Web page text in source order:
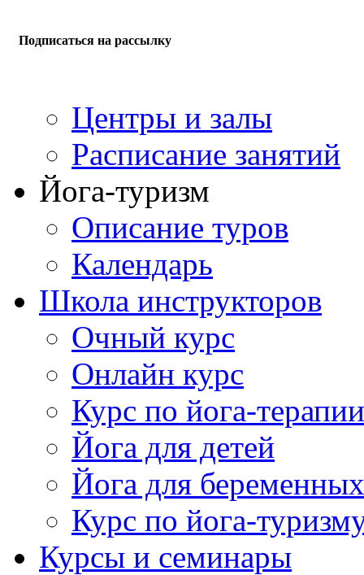
Подписаться на рассылку
Центры и залы
Расписание занятий
Йога-туризм
Описание туров
Календарь
Школа инструкторов
Очный курс
Онлайн курс
Курс по йога-терапии
Йога для детей
Йога для беременных
Курс по йога-
Курсы и семинары